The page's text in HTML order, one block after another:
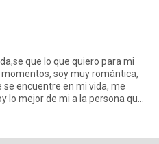
que lo que quiero para mi
soy muy romántica,
encuentre en mi vida, me
lo mejor de mi a la persona que